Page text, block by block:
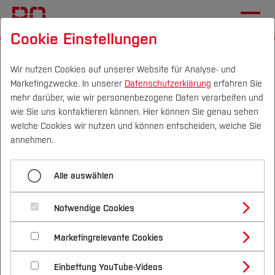
Campus Personen DE|EN Quicklinks
Studium
Studienangebote
Bachelorstudiengänge
Masterstudiengänge
Vor dem Studium
Bewerben & Einschreiben
Bewerbungsportal
Im Studium
Studienbüros und Prüfungen
Nach dem Studium
Forschung & Transfer
Profil
Forschungs- und Transferprofil
Schwerpunkte (FuT)
Beratung & Förderung
Nachhaltigkeit
Nachhaltigkeit studieren
International
Talentmobil und Schülerlabor
Girls' Academy
Informationen zur Girls' Academy
Menü aufklappen
Home
Das Team der Girls' Academy
Anmeldung zur Girls' Academy
EmpowerLab - Informationen
zur Girls' Academy
Rahmenbedingungen
Cookie Einstellungen
Wir nutzen Cookies auf unserer Website für Analyse- und
Marketingzwecke. In unserer Datenschutzerklärung erfahren Sie
mehr darüber, wie wir personenbezogene Daten verarbeiten und
wie Sie uns kontaktieren können. Hier können Sie genau sehen
welche Cookies wir nutzen und können entscheiden, welche Sie
annehmen.
Alle auswählen
Notwendige Cookies
Marketingrelevante Cookies
Einbettung YouTube-Videos